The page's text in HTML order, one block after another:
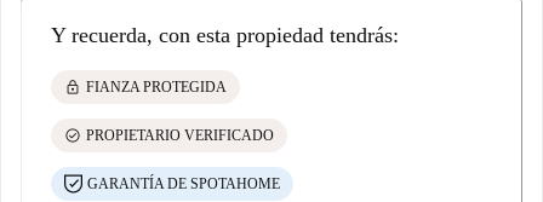
Y recuerda, con esta propiedad tendrás:
lock FIANZA PROTEGIDA
check_circle PROPIETARIO VERIFICADO
GARANTÍA DE SPOTAHOME